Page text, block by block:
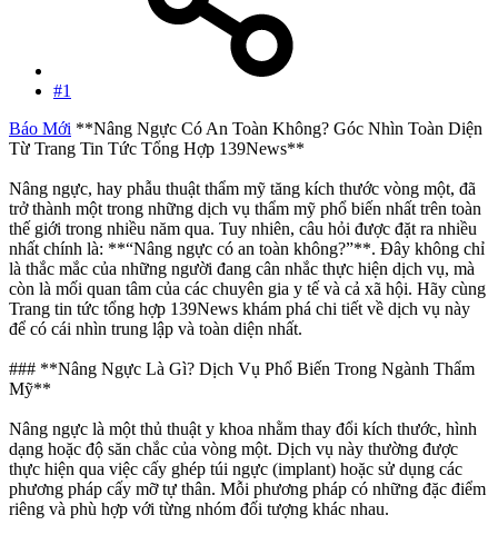
#1
Báo Mới **Nâng Ngực Có An Toàn Không? Góc Nhìn Toàn Diện
Từ Trang Tin Tức Tổng Hợp 139News**
Nâng ngực, hay phẫu thuật thẩm mỹ tăng kích thước vòng một, đã
trở thành một trong những dịch vụ thẩm mỹ phổ biến nhất trên toàn
thế giới trong nhiều năm qua. Tuy nhiên, câu hỏi được đặt ra nhiều
nhất chính là: **“Nâng ngực có an toàn không?”**. Đây không chỉ
là thắc mắc của những người đang cân nhắc thực hiện dịch vụ, mà
còn là mối quan tâm của các chuyên gia y tế và cả xã hội. Hãy cùng
Trang tin tức tổng hợp 139News khám phá chi tiết về dịch vụ này
để có cái nhìn trung lập và toàn diện nhất.
### **Nâng Ngực Là Gì? Dịch Vụ Phổ Biến Trong Ngành Thẩm
Mỹ**
Nâng ngực là một thủ thuật y khoa nhằm thay đổi kích thước, hình
dạng hoặc độ săn chắc của vòng một. Dịch vụ này thường được
thực hiện qua việc cấy ghép túi ngực (implant) hoặc sử dụng các
phương pháp cấy mỡ tự thân. Mỗi phương pháp có những đặc điểm
riêng và phù hợp với từng nhóm đối tượng khác nhau.